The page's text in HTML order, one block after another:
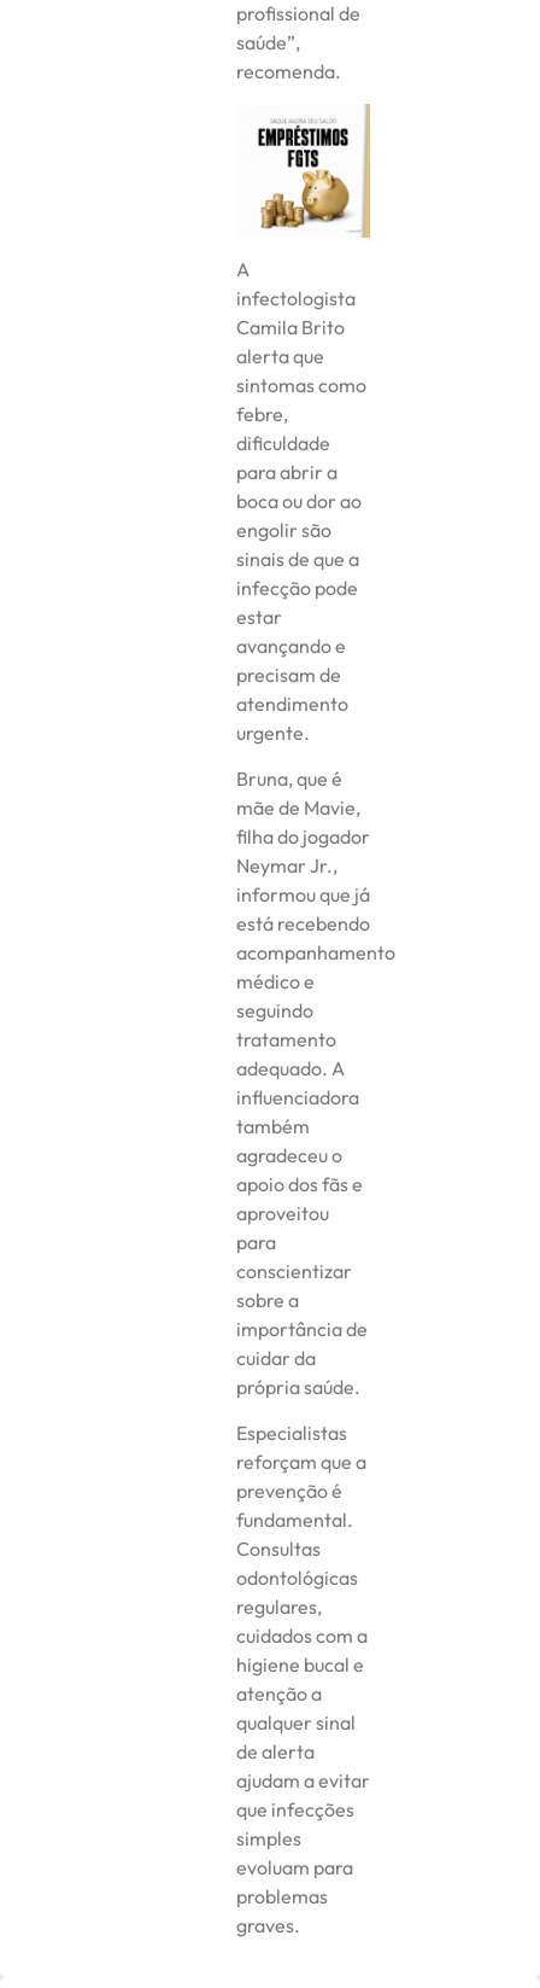
profissional de
saúde”,
recomenda.
A
infectologista
Camila Brito
alerta que
sintomas como
febre,
dificuldade
para abrir a
boca ou dor ao
engolir são
sinais de que a
infecção pode
estar
avançando e
precisam de
atendimento
urgente.
Bruna, que é
mãe de Mavie,
filha do jogador
Neymar Jr.,
informou que já
está recebendo
acompanhamento
médico e
seguindo
tratamento
adequado. A
influenciadora
também
agradeceu o
apoio dos fãs e
aproveitou
para
conscientizar
sobre a
importância de
cuidar da
própria saúde.
Especialistas
reforçam que a
prevenção é
fundamental.
Consultas
odontológicas
regulares,
cuidados com a
higiene bucal e
atenção a
qualquer sinal
de alerta
ajudam a evitar
que infecções
simples
evoluam para
problemas
graves.